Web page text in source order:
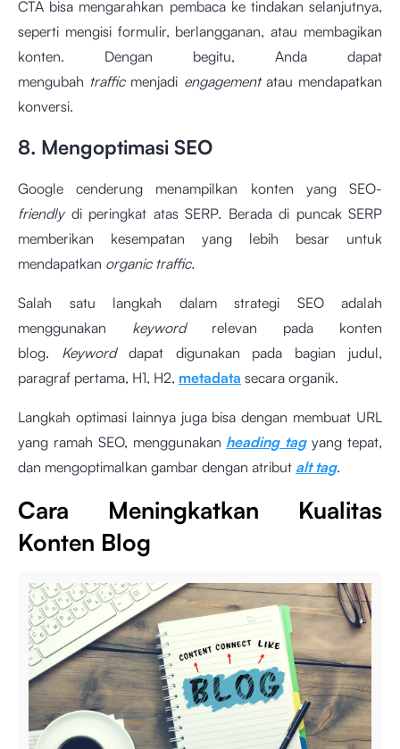
CTA bisa mengarahkan pembaca ke tindakan selanjutnya,
seperti mengisi formulir, berlangganan, atau membagikan
konten. Dengan begitu, Anda dapat
mengubah traffic menjadi engagementatau mendapatkan
konversi.
8. Mengoptimasi SEO
Google cenderung menampilkan konten yang SEO-
friendlydi peringkat atas SERP. Berada di puncak SERP
memberikan kesempatan yang lebih besar untuk
mendapatkan organic traffic.
Salah satu langkah dalam strategi SEO adalah
menggunakan keywordrelevan pada konten
blog. Keyword dapat digunakan pada bagian judul,
paragraf pertama, H1, H2, metadata secara organik.
Langkah optimasi lainnya juga bisa dengan membuat URL
yang ramah SEO, menggunakan heading tagyang tepat,
dan mengoptimalkan gambar dengan atribut alt tag.
Cara Meningkatkan Kualitas
Konten Blog